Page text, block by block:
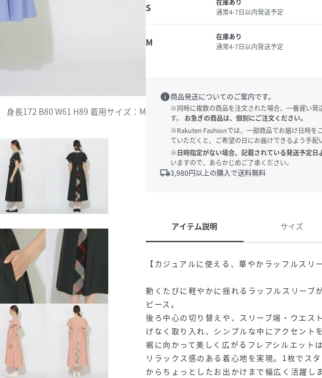
身長172 B80 W61 H89 着用サイズ：M
S
在庫あり
通常4-7日以内発送予定
M
在庫あり
通常4-7日以内発送予定
info商品発送についてのご案内です。
※同時に複数の商品を注文された場合、一番遅い発
す。
お急ぎの商品は、個別にご注文ください。
※Rakuten Fashionでは、一部商品でお届け日時を
ていただくと、ご希望の日にお届けできるよう手配
※日時指定がない場合、記載されている発送予定日
いますので、あらかじめご了承ください。
local_shipping3,980円以上の購入で送料無料
アイテム説明 サイズ
【カジュアルに使える、華やかラッフルスリ
動くたびに軽やかに揺れるラッフルスリーブ
ピース。
後ろ中心の切り替えや、スリーブ端・ウエス
げなく取り入れ、シンプルな中にアクセント
裾に向かって美しく広がるフレアシルエット
リラックス感のある着心地を実現。1枚でス
からちょっとしたお出かけまで幅広く活躍しま